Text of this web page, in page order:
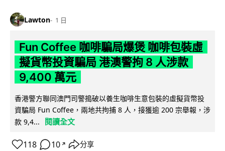
Lawton 1 日
Fun Coffee 咖啡騙局爆煲 咖啡包裝虛
擬貨幣投資騙局 港澳警拘 8 人涉款
9,400 萬元
香港警方聯同澳門司警搗破以養生咖啡生意包裝的虛擬貨幣投
資騙局 Fun Coffee，兩地共拘捕 8 人，接獲逾 200 宗舉報，涉
款 9,4...
閱讀全文
118 10 ↗ 分享